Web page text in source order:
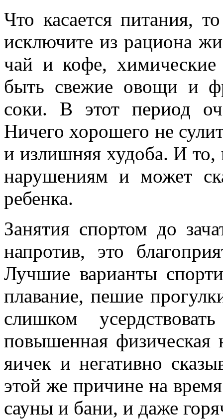
Что касается питания,
исключите из рациона
чай и кофе,
быть свежие овощи и
соки. В этот период
Ничего хорошего не
и излишняя худоба. И то,
нарушениям и может
ребенка.
Занятия спортом до
напротив, это
Лучшие варианты
плавание, пешие
слишком
повышенная физическая
яичек и негативно
этой же причине на
сауны и бани, и даже